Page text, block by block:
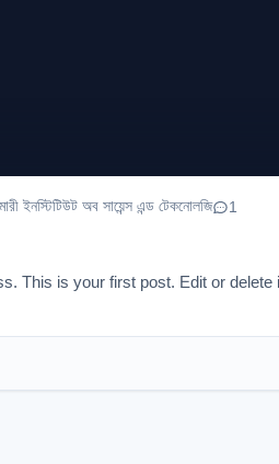
ইনস্টিটিউট অব সায়েন্স এন্ড টেকনোলজি 1
This is your first post. Edit or delete